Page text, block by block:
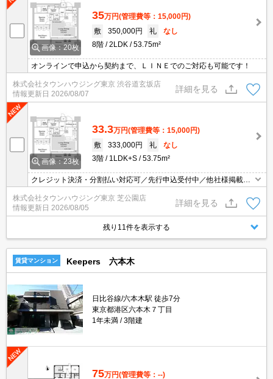
画像：20枚
35万円(管理費等：15,000円)
敷
350,000円 礼
なし
8階
2LDK 53.75m²
オンラインで申込から契約まで、ＬＩＮＥでのご対応も可能です！
株式会社タウンハウジング東京 渋谷道玄坂店
情報更新日 2026/08/07
詳細を見る
画像：23枚
33.3万円(管理費等：15,000円)
敷
333,000円 礼
なし
3階
1LDK+S 53.75m²
クレジット決済・分割払い対応可／先行申込受付中／他社様掲載物
件もまとめてご案内可能／専任物件多数あり
株式会社タウンハウジング東京 芝公園店
情報更新日 2026/08/05
詳細を見る
残り11件を表示する
賃貸マンション Keepers 六本木
日比谷線/六本木駅 徒歩7分
東京都港区六本木７丁目
1年未満
3階建
75万円(管理費等：--)